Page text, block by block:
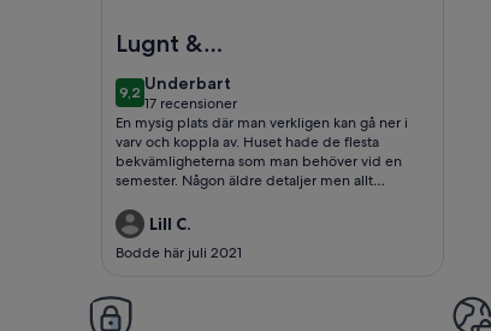
Lugnt &
avslappnade
9,29,2 av 10
Underbart
underbart
17 recensioner
(17 recensioner)
En mysig plats där man verkligen kan gå ner i
varv och koppla av. Huset hade de flesta
bekvämligheterna som man behöver vid en
semester. Någon äldre detaljer men allt
Lill C.
Bodde här juli 2021